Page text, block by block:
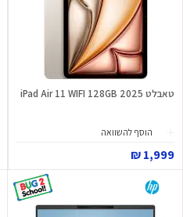
טאבלט iPad Air 11 WIFI 128GB 2025
הוסף להשוואה
1,999 ₪